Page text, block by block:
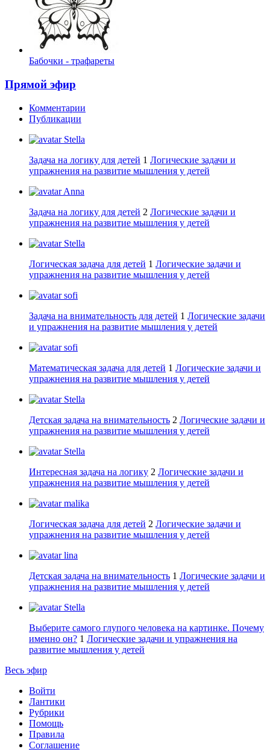
Бабочки - трафареты
Прямой эфир
Комментарии
Публикации
Stella
Задача на логику для детей 1 Логические задачи и
упражнения на развитие мышления у детей
Anna
Задача на логику для детей 2 Логические задачи и
упражнения на развитие мышления у детей
Stella
Логическая задача для детей 1 Логические задачи и
упражнения на развитие мышления у детей
sofi
Задача на внимательность для детей 1 Логические задачи
и упражнения на развитие мышления у детей
sofi
Математическая задача для детей 1 Логические задачи и
упражнения на развитие мышления у детей
Stella
Детская задача на внимательность 2 Логические задачи и
упражнения на развитие мышления у детей
Stella
Интересная задача на логику 2 Логические задачи и
упражнения на развитие мышления у детей
malika
Логическая задача для детей 2 Логические задачи и
упражнения на развитие мышления у детей
lina
Детская задача на внимательность 1 Логические задачи и
упражнения на развитие мышления у детей
Stella
Выберите самого глупого человека на картинке. Почему
именно он? 1 Логические задачи и упражнения на
развитие мышления у детей
Весь эфир
Войти
Лантики
Рубрики
Помощь
Правила
Соглашение